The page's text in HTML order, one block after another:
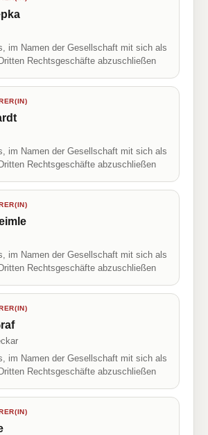
im Namen der Gesellschaft mit sich als
Rechtsgeschäfte abzuschließen
im Namen der Gesellschaft mit sich als
Rechtsgeschäfte abzuschließen
im Namen der Gesellschaft mit sich als
Rechtsgeschäfte abzuschließen
im Namen der Gesellschaft mit sich als
Rechtsgeschäfte abzuschließen